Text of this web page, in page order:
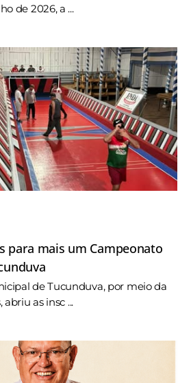
de 2026, a ...
para mais um Campeonato
de Tucunduva, por meio da
as insc ...